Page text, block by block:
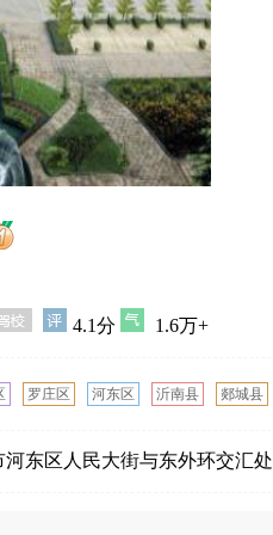
4.1分 1.6万+
罗庄区 河东区 沂南县 郯城县
东区人民大街与东外环交汇处